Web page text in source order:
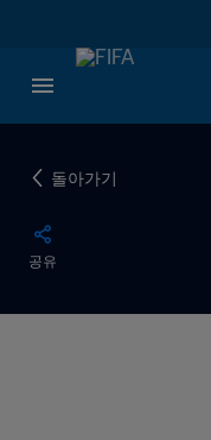
돌아가기
공유